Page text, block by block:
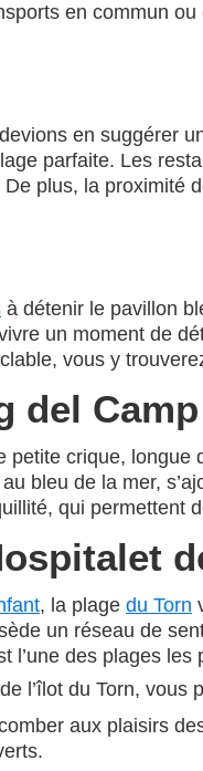
en commun
en suggérer
parfaite. Les
plus, la
à détenir le pavillon
un moment de
vous y
del Camp
petite crique, longue
bleu de la mer,
qui permettent
, la plage du Torn
un réseau de
l’une des plages
l’îlot du Torn,
aux plaisirs